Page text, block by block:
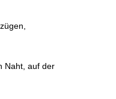
Naht, auf der